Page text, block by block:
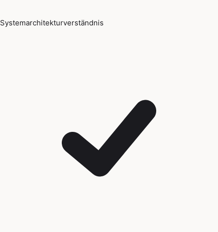
Systemarchitekturverständnis